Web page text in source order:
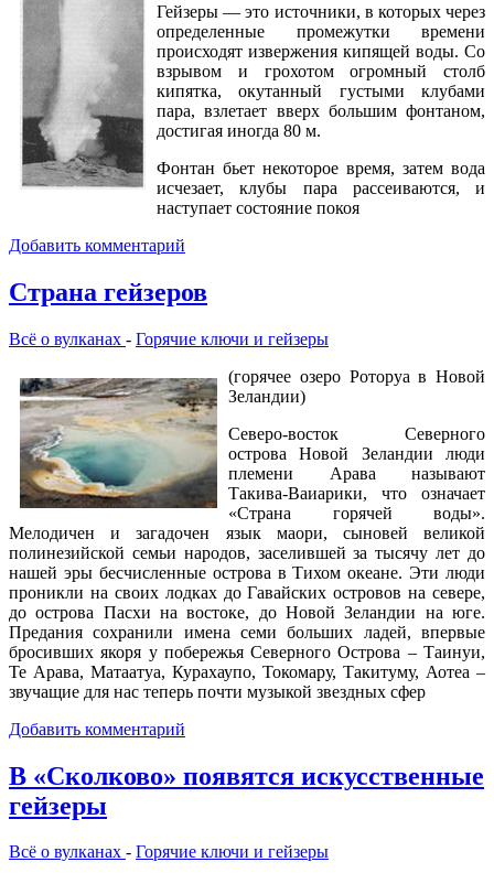
Гейзеры — это источники, в которых через
определенные промежутки времени
происходят извержения кипящей воды. Со
взрывом и грохотом огромный столб
кипятка, окутанный густыми клубами
пара, взлетает вверх большим фонтаном,
достигая иногда 80 м.
Фонтан бьет некоторое время, затем вода
исчезает, клубы пара рассеиваются, и
наступает состояние покоя
Добавить комментарий
Страна гейзеров
Всё о вулканах - Горячие ключи и гейзеры
(горячее озеро Роторуа в Новой
Зеландии)
Северо-восток Северного
острова Новой Зеландии люди
племени Арава называют
Такива-Ваиарики, что означает
«Страна горячей воды».
Мелодичен и загадочен язык маори, сыновей великой
полинезийской семьи народов, заселившей за тысячу лет до
нашей эры бесчисленные острова в Тихом океане. Эти люди
проникли на своих лодках до Гавайских островов на севере,
до острова Пасхи на востоке, до Новой Зеландии на юге.
Предания сохранили имена семи больших ладей, впервые
бросивших якоря у побережья Северного Острова – Таинуи,
Те Арава, Матаатуа, Курахаупо, Токомару, Такитуму, Аотеа –
звучащие для нас теперь почти музыкой звездных сфер
Добавить комментарий
В «Сколково» появятся искусственные
гейзеры
Всё о вулканах - Горячие ключи и гейзеры